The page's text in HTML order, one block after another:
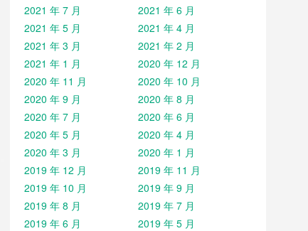
2021 年 7 月
2021 年 6 月
2021 年 5 月
2021 年 4 月
2021 年 3 月
2021 年 2 月
2021 年 1 月
2020 年 12 月
2020 年 11 月
2020 年 10 月
2020 年 9 月
2020 年 8 月
2020 年 7 月
2020 年 6 月
2020 年 5 月
2020 年 4 月
2020 年 3 月
2020 年 1 月
2019 年 12 月
2019 年 11 月
2019 年 10 月
2019 年 9 月
2019 年 8 月
2019 年 7 月
2019 年 6 月
2019 年 5 月